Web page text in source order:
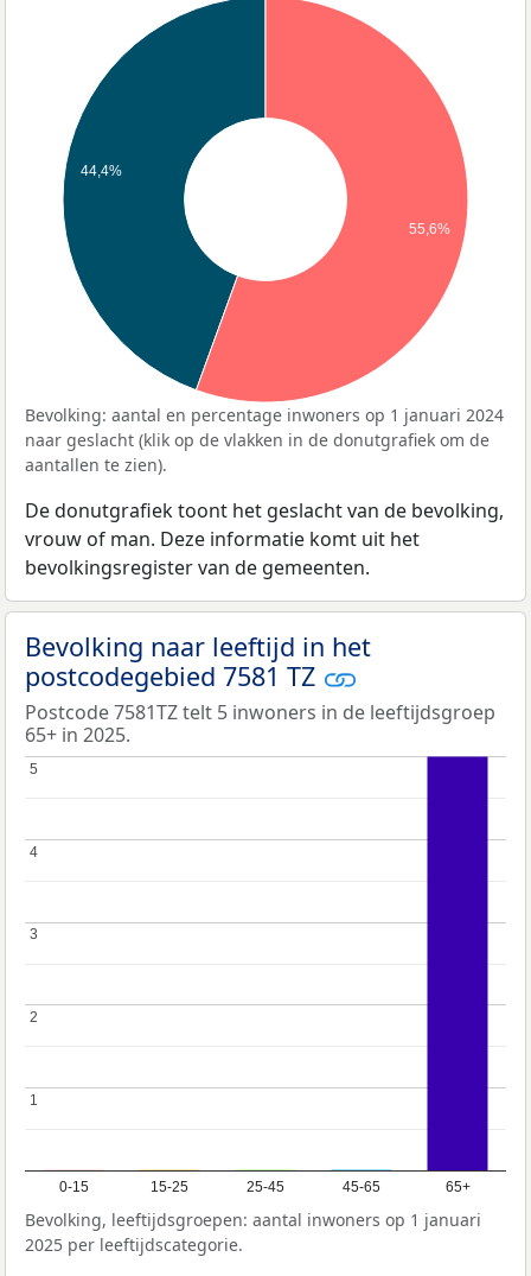
44,4%
55,6%
Bevolking: aantal en percentage inwoners op 1 januari 2024
naar geslacht (klik op de vlakken in de donutgrafiek om de
aantallen te zien).
De donutgrafiek toont het geslacht van de bevolking,
vrouw of man. Deze informatie komt uit het
bevolkingsregister van de gemeenten.
Bevolking naar leeftijd in het
postcodegebied 7581 TZ
Postcode 7581TZ telt 5 inwoners in de leeftijdsgroep
65+ in 2025.
0-15 15-25 25-45 45-65 65+
1
1
2
2
3
3
4
4
5
5
Bevolking, leeftijdsgroepen: aantal inwoners op 1 januari
2025 per leeftijdscategorie.